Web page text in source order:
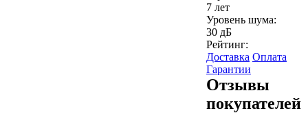
7 лет
Уровень шума:
30 дБ
Рейтинг:
Доставка Оплата
Гарантии
Отзывы
покупателей